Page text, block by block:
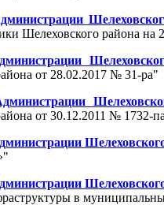
Шелеховского района
от 28.02.2017 № 31-ра"
от 30.12.2011 № 1732-
в